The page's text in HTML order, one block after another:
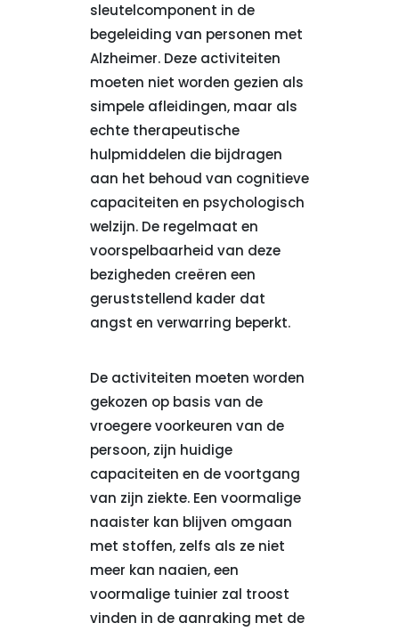
sleutelcomponent in de
begeleiding van personen met
Alzheimer. Deze activiteiten
moeten niet worden gezien als
simpele afleidingen, maar als
echte therapeutische
hulpmiddelen die bijdragen
aan het behoud van cognitieve
capaciteiten en psychologisch
welzijn. De regelmaat en
voorspelbaarheid van deze
bezigheden creëren een
geruststellend kader dat
angst en verwarring beperkt.
De activiteiten moeten worden
gekozen op basis van de
vroegere voorkeuren van de
persoon, zijn huidige
capaciteiten en de voortgang
van zijn ziekte. Een voormalige
naaister kan blijven omgaan
met stoffen, zelfs als ze niet
meer kan naaien, een
voormalige tuinier zal troost
vinden in de aanraking met de